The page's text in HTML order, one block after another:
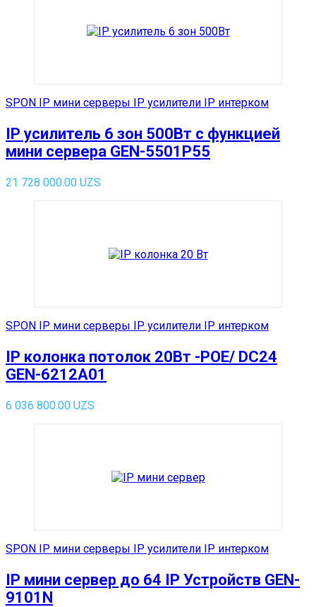
SPON IP мини серверы IP усилители IP интерком
IP усилитель 6 зон 500Вт с функцией
мини сервера GEN-5501P55
21 728 000.00 UZS
SPON IP мини серверы IP усилители IP интерком
IP колонка потолок 20Вт -POE/ DC24
GEN-6212A01
6 036 800.00 UZS
SPON IP мини серверы IP усилители IP интерком
IP мини сервер до 64 IP Устройств GEN-
9101N